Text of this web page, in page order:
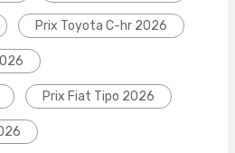
Prix Toyota C-hr 2026
Prix Fiat Tipo 2026